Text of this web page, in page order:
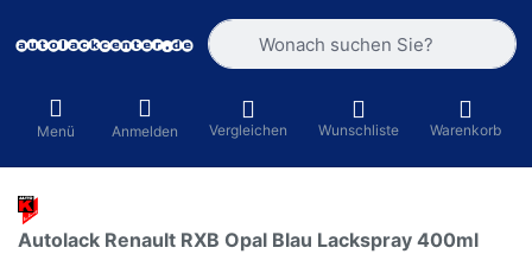
Geben Sie einen Suchbegriff ein.
Menü Anmelden Vergleichen Wunschliste Warenkorb
Autolack Renault RXB Opal Blau Lackspray 400ml